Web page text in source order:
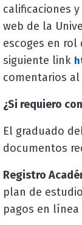
calificaciones
web de la
escoges en
siguiente link
comentarios al
¿Si requiero
El graduado
documentos
Registro
plan de
pagos en línea